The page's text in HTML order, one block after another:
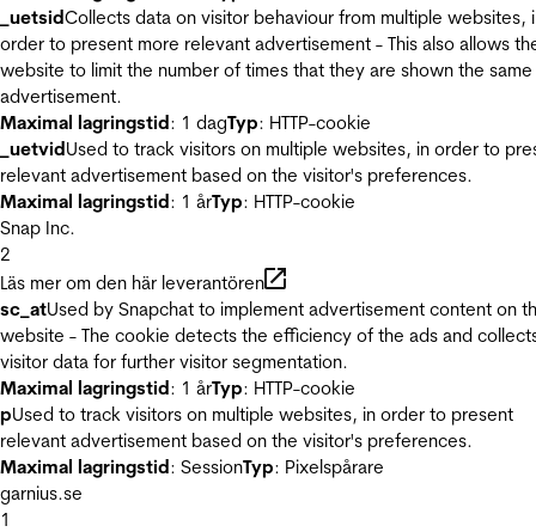
_uetsidCollects data on visitor behaviour from multiple websites,
order to present more relevant advertisement - This also allows
website to limit the number of times that they are shown the same
advertisement.
Maximal lagringstid: 1 dagTyp: HTTP-cookie
_uetvidUsed to track visitors on multiple websites, in order to
relevant advertisement based on the visitor's preferences.
Maximal lagringstid: 1 årTyp: HTTP-cookie
Snap Inc.
2
Läs mer om den här leverantören
sc_atUsed by Snapchat to implement advertisement content on
website - The cookie detects the efficiency of the ads and
visitor data for further visitor segmentation.
Maximal lagringstid: 1 årTyp: HTTP-cookie
pUsed to track visitors on multiple websites, in order to present
relevant advertisement based on the visitor's preferences.
Maximal lagringstid: SessionTyp: Pixelspårare
garnius.se
1